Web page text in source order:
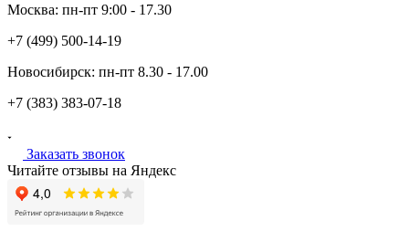
Москва: пн-пт 9:00 - 17.30
+7 (499) 500-14-19
Новосибирск: пн-пт 8.30 - 17.00
+7 (383) 383-07-18
Заказать звонок
Читайте отзывы на Яндекс